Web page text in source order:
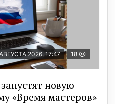
2026, 17:47 18
новую
«Время мастеров»